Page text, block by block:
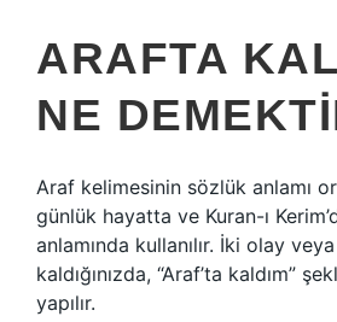
ARAFTA
NE
Araf kelimesinin sözlük anlamı
günlük hayatta ve Kuran-ı
anlamında kullanılır. İki olay
kaldığınızda, “Araf’ta kaldım”
yapılır.